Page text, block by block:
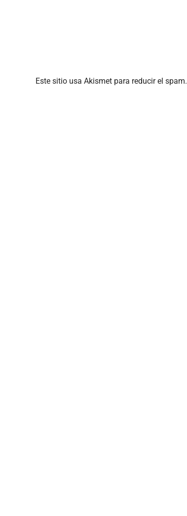
Este sitio usa Akismet para reducir el spam.